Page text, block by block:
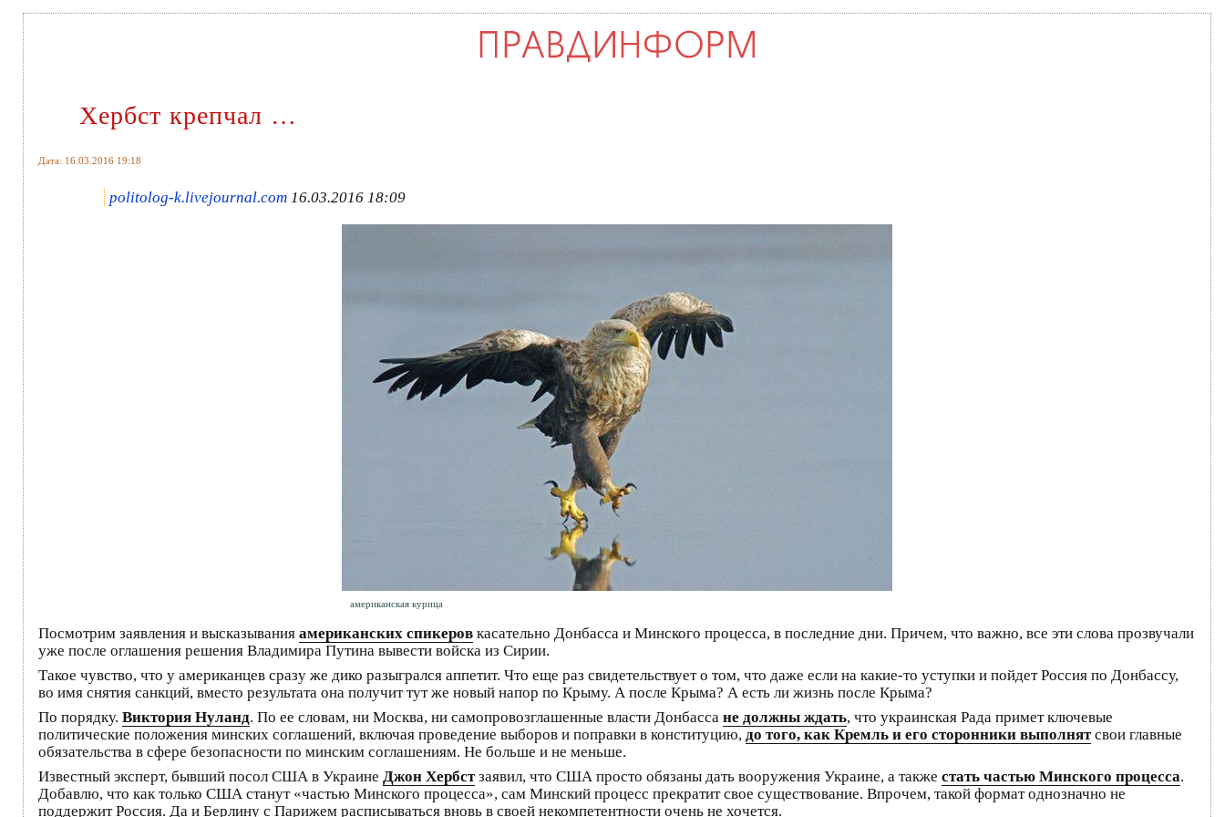
Хербст крепчал …
Дата: 16.03.2016 19:18
politolog-k.livejournal.com 16.03.2016 18:09
американская курица
Посмотрим заявления и высказывания американских спикеров касательно Донбасса и Минского процесса, в последние дни. Причем, что важно, все эти слова прозвучали
уже после оглашения решения Владимира Путина вывести войска из Сирии.
Такое чувство, что у американцев сразу же дико разыгрался аппетит. Что еще раз свидетельствует о том, что даже если на какие-то уступки и пойдет Россия по Донбассу,
во имя снятия санкций, вместо результата она получит тут же новый напор по Крыму. А после Крыма? А есть ли жизнь после Крыма?
По порядку. Виктория Нуланд. По ее словам, ни Москва, ни самопровозглашенные власти Донбасса не должны ждать, что украинская Рада примет ключевые
политические положения минских соглашений, включая проведение выборов и поправки в конституцию, до того, как Кремль и его сторонники выполнятсвои главные
обязательства в сфере безопасности по минским соглашениям. Не больше и не меньше.
Известный эксперт, бывший посол США в Украине Джон Хербстзаявил, что США просто обязаны дать вооружения Украине, а также стать частью Минского процесса.
Добавлю, что как только США станут «частью Минского процесса», сам Минский процесс прекратит свое существование. Впрочем, такой формат однозначно не
поддержит Россия. Да и Берлину с Парижем расписываться вновь в своей некомпетентности очень не хочется.